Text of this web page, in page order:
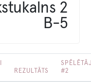
2
B-5
REZULTĀTS
#2